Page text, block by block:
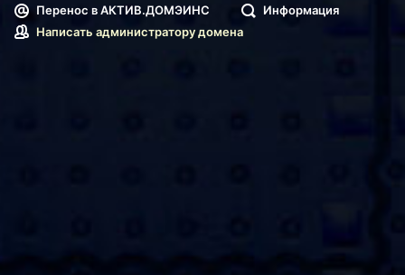
Перенос в АКТИВ.ДОМЭИНС
Информация
Написать администратору домена